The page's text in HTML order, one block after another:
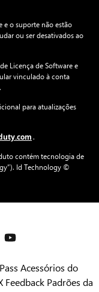
e o suporte não estão
ou ser desativados ao
Licença de Software e
vinculado à conta
para atualizações
.
contém tecnologia de
Id Technology ©
Acessórios do
Feedback Padrões da